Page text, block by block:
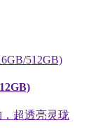
，超透亮灵珑